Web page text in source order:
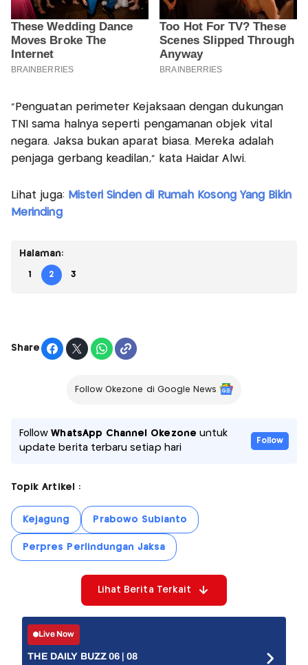
“Penguatan perimeter Kejaksaan dengan dukungan
TNI sama halnya seperti pengamanan objek vital
negara. Jaksa bukan aparat biasa. Mereka adalah
penjaga gerbang keadilan,” kata Haidar Alwi.
Lihat juga: Misteri Sinden di Rumah Kosong Yang Bikin
Merinding
Halaman:
1 2 3
Share
Follow Okezone di Google News
FollowWhatsApp Channel Okezone untuk
update berita terbaru setiap hari
Follow
Topik Artikel :
Kejagung Prabowo Subianto
Perpres Perlindungan Jaksa
Lihat Berita Terkait
Live Now
THE DAILY BUZZ 06 | 08